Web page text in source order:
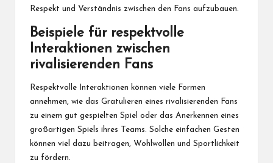
Respekt und Verständnis zwischen den Fans aufzubauen.
Beispiele für respektvolle
Interaktionen zwischen
rivalisierenden Fans
Respektvolle Interaktionen können viele Formen
annehmen, wie das Gratulieren eines rivalisierenden Fans
zu einem gut gespielten Spiel oder das Anerkennen eines
großartigen Spiels ihres Teams. Solche einfachen Gesten
können viel dazu beitragen, Wohlwollen und Sportlichkeit
zu fördern.